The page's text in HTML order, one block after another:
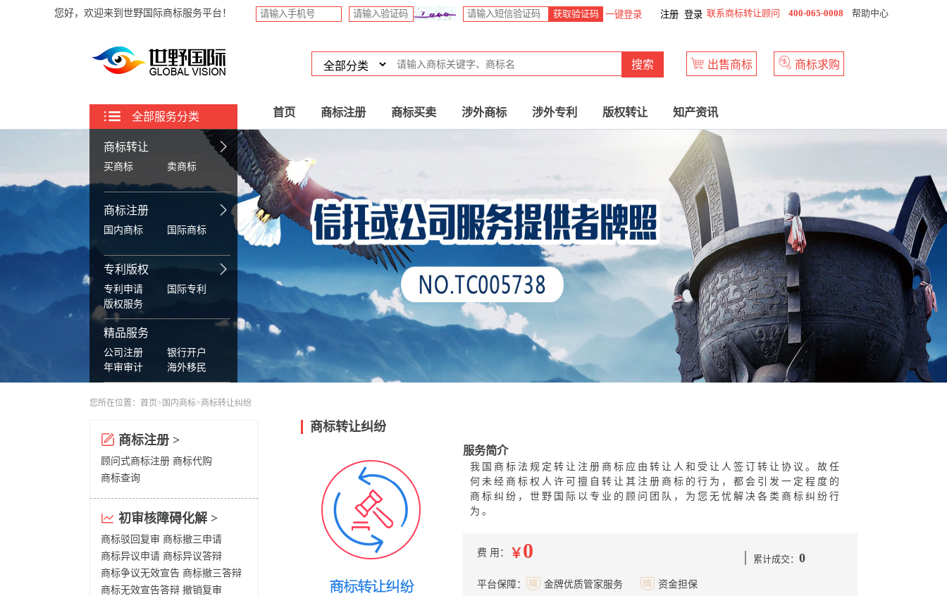
您好，欢迎来到世野国际商标服务平台！ 获取验证码 一键登录 登录
注册 联系商标转让顾问 400-065-0008 帮助中心
搜索 出售商标 商标求购
全部服务分类
商标转让
买商标 卖商标
商标注册
国内商标 国际商标
专利版权
专利申请
国际专利
版权服务
精品服务
公司注册
银行开户
年审审计
海外移民
首页 商标注册 商标买卖 涉外商标 涉外专利 版权转让 知产资讯
您所在位置： 首页 > 国内商标>商标转让纠纷
商标注册 >
顾问式商标注册 商标代购
商标查询
初审核障碍化解 >
商标驳回复审 商标撤三申请
商标异议申请 商标异议答辩
商标争议无效宣告 商标撤三答辩
商标无效宣告答辩 撤销复审
商标转让纠纷
服务简介
我国商标法规定转让注册商标应由转让人和受让人签订转让协议。故任
何未经商标权人许可擅自转让其注册商标的行为，都会引发一定程度的
商标纠纷，世野国际以专业的顾问团队，为您无忧解决各类商标纠纷行
为。
费 用： ￥0 累计成交： 0
平台保障： 金牌优质管家服务 资金担保